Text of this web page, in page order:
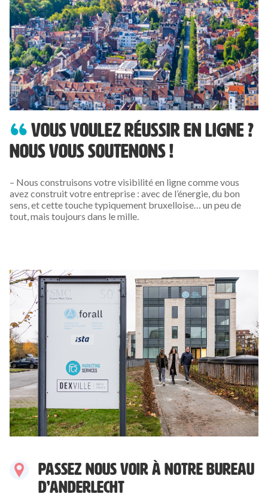
Vous voulez réussir en ligne ?
Nous vous soutenons !
– Nous construisons votre visibilité en ligne comme vous
avez construit votre entreprise : avec de l’énergie, du bon
sens, et cette touche typiquement bruxelloise… un peu de
tout, mais toujours dans le mille.
PASSEZ NOUS VOIR À NOTRE BUREAU
D’ANDERLECHT